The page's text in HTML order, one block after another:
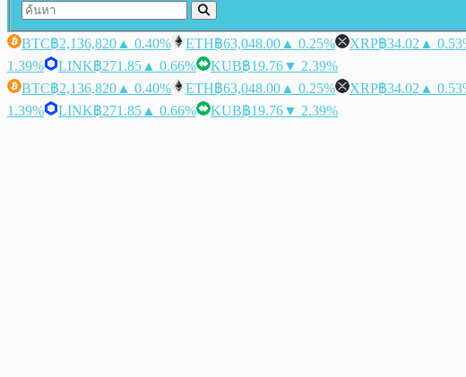
BTC฿2,136,820 ▲ 0.40% ETH฿63,048.00 ▲ 0.25% XRP฿34.02 ▲
1.39%
LINK฿271.85 ▲ 0.66% KUB฿19.76▼ 2.39%
BTC฿2,136,820 ▲ 0.40% ETH฿63,048.00 ▲ 0.25% XRP฿34.02 ▲
1.39%
LINK฿271.85 ▲ 0.66% KUB฿19.76▼ 2.39%